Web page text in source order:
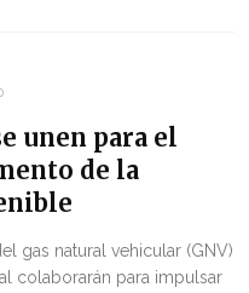
unen para el
de la
gas natural vehicular (GNV)
colaborarán para impulsar